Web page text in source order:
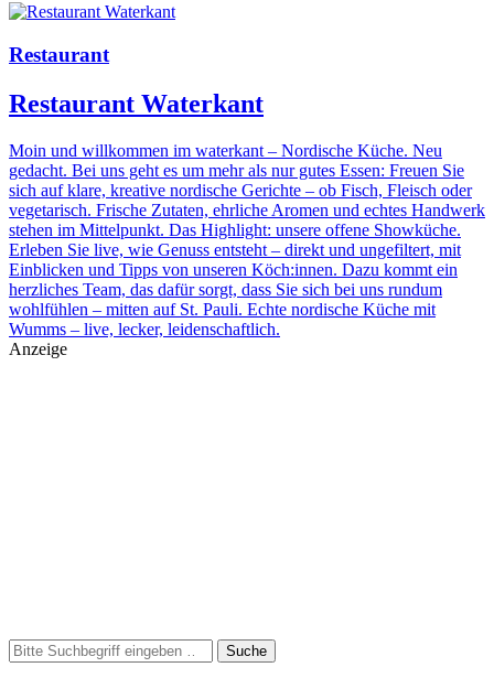
Restaurant
Restaurant Waterkant
Moin und willkommen im waterkant – Nordische Küche. Neu
gedacht. Bei uns geht es um mehr als nur gutes Essen: Freuen Sie
sich auf klare, kreative nordische Gerichte – ob Fisch, Fleisch oder
vegetarisch. Frische Zutaten, ehrliche Aromen und echtes Handwerk
stehen im Mittelpunkt. Das Highlight: unsere offene Showküche.
Erleben Sie live, wie Genuss entsteht – direkt und ungefiltert, mit
Einblicken und Tipps von unseren Köch:innen. Dazu kommt ein
herzliches Team, das dafür sorgt, dass Sie sich bei uns rundum
wohlfühlen – mitten auf St. Pauli. Echte nordische Küche mit
Wumms – live, lecker, leidenschaftlich.
Anzeige
Suche